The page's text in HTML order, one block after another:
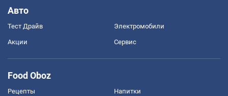
Авто
Тест Драйв Электромобили
Акции Сервис
Food Oboz
Рецепты Напитки